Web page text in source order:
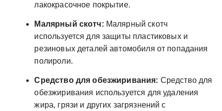
лакокрасочное покрытие.
Малярный скотч: Малярный скотч
используется для защиты пластиковых и
резиновых деталей автомобиля от попадания
полироли.
Средство для обезжиривания: Средство для
обезжиривания используется для удаления
жира‚ грязи и других загрязнений с